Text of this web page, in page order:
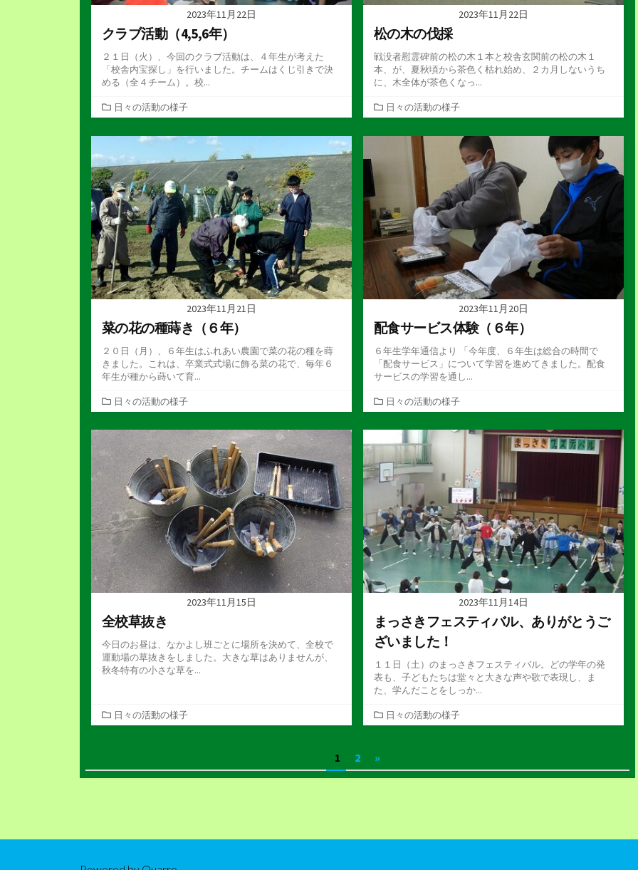
2023年11月22日
クラブ活動（4,5,6年）
２１日（火）、今回のクラブ活動は、４年生が考えた
「校舎内宝探し」を行いました。チームはくじ引きで決
める（全４チーム）。校...
カ
テ
ゴ
ー
日々の活動の様子
2023年11月22日
松の木の伐採
戦没者慰霊碑前の松の木１本と校舎玄関前の松の木１
本、が、夏秋頃から茶色く枯れ始め、２カ月しないうち
に、木全体が茶色くなっ...
カ
テ
ゴ
日々の活動の様子
2023年11月21日
菜の花の種蒔き（６年）
２０日（月）、６年生はふれあい農園で菜の花の種を蒔
きました。これは、卒業式式場に飾る菜の花で、毎年６
年生が種から蒔いて育...
カ
テ
ゴ
ー
日々の活動の様子
2023年11月20日
配食サービス体験（６年）
６年生学年通信より 「今年度、６年生は総合の時間で
「配食サービス」について学習を進めてきました。配食
サービスの学習を通し...
カ
テ
ゴ
リ
日々の活動の様子
2023年11月15日
全校草抜き
今日のお昼は、なかよし班ごとに場所を決めて、全校で
運動場の草抜きをしました。大きな草はありませんが、
秋冬特有の小さな草を...
カ
テ
ー
日々の活動の様子
2023年11月14日
まっさきフェスティバル、ありがとうご
ざいました！
１１日（土）のまっさきフェスティバル。どの学年の発
表も、子どもたちは堂々と大きな声や歌で表現し、ま
た、学んだことをしっか...
カ
テ
ー
日々の活動の様子
稿
ペ
ー
1 2 »